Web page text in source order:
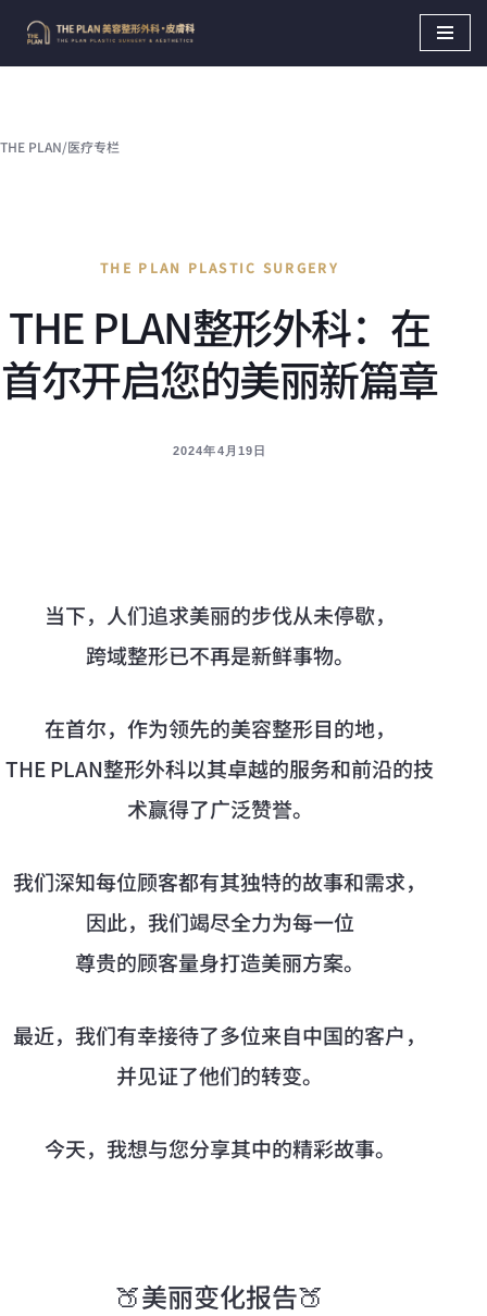
THE PLAN/医疗专栏
THE PLAN PLASTIC SURGERY
THE PLAN整形外科：在
首尔开启您的美丽新篇章
2024年4月19日
当下，人们追求美丽的步伐从未停歇，
跨域整形已不再是新鲜事物。
在首尔，作为领先的美容整形目的地，
THE PLAN整形外科以其卓越的服务和前沿的技
术赢得了广泛赞誉。
我们深知每位顾客都有其独特的故事和需求，
因此，我们竭尽全力为每一位
尊贵的顾客量身打造美丽方案。
最近，我们有幸接待了多位来自中国的客户，
并见证了他们的转变。
今天，我想与您分享其中的精彩故事。
🍑美丽变化报告🍑